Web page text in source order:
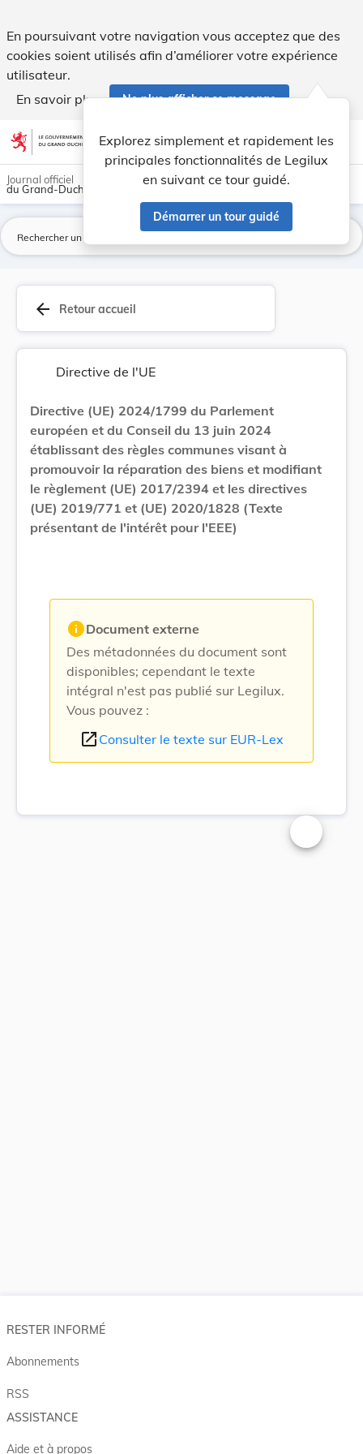
En poursuivant votre navigation vous acceptez que des
cookies soient utilisés afin d’améliorer votre expérience
utilisateur.
En savoir plus
Ne plus afficher ce message
Aller au contenu account_circle help Aide
Explorez simplement et rapidement les
principales fonctionnalités de Legilux
en suivant ce tour guidé.
Démarrer un tour guidé
light_mode dark_mode
Journal officiel
du Grand-Duché de Luxembourg
arrow_back Retour accueil
Directive de l'UE
Directive (UE) 2024/1799 du Parlement
européen et du Conseil du 13 juin 2024
établissant des règles communes visant à
promouvoir la réparation des biens et modifiant
le règlement (UE) 2017/2394 et les directives
(UE) 2019/771 et (UE) 2020/1828 (Texte
présentant de l'intérêt pour l'EEE)
infoDocument externe
Des métadonnées du document sont
disponibles; cependant le texte
intégral n'est pas publié sur Legilux.
Vous pouvez :
open_in_new Consulter le texte sur EUR-Lex
Changer la
RESTER INFORMÉ
Abonnements
RSS
ASSISTANCE
Aide et à propos